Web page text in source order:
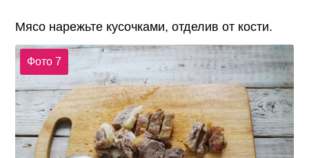
Мясо нарежьте кусочками, отделив от кости.
Фото 7